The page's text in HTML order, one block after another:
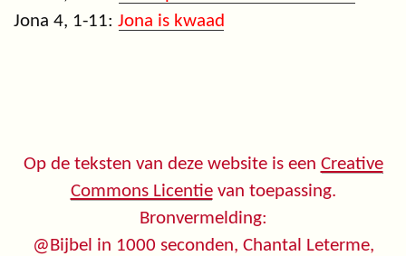
Jona 4, 1-11: Jona is kwaad
Op de teksten van deze website is een Creative
Commons Licentievan toepassing.
Bronvermelding:
@Bijbel in 1000 seconden, Chantal Leterme,